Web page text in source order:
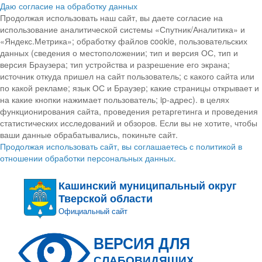
Даю согласие на обработку данных
Продолжая использовать наш сайт, вы даете согласие на
использование аналитической системы «Спутник/Аналитика» и
«Яндекс.Метрика»; обработку файлов cookie, пользовательских
данных (сведения о местоположении; тип и версия ОС, тип и
версия Браузера; тип устройства и разрешение его экрана;
источник откуда пришел на сайт пользователь; с какого сайта или
по какой рекламе; язык ОС и Браузер; какие страницы открывает и
на какие кнопки нажимает пользователь; ip-адрес). в целях
функционирования сайта, проведения ретаргетинга и проведения
статистических исследований и обзоров. Если вы не хотите, чтобы
ваши данные обрабатывались, покиньте сайт.
Продолжая использовать сайт, вы соглашаетесь с политикой в
отношении обработки персональных данных.